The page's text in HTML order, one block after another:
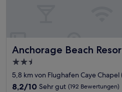
Anchorage Beach
Anchorage Beach Resort
2.5-
Sterne-
Unterkunft
5,8 km von Flughafen Caye Chapel
8.2
8,2/10 Sehr gut (192 Bewertungen)